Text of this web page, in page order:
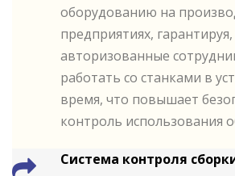
оборудованию на
предприятиях,
авторизованные
работать со станками в
время, что повышает
контроль использования
Cистема контроля